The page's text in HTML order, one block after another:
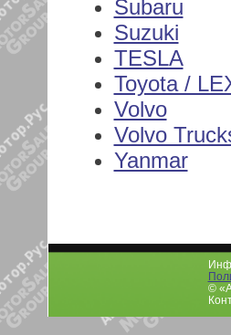
Subaru
Suzuki
TESLA
Toyota /
Volvo
Volvo
Yanmar
©